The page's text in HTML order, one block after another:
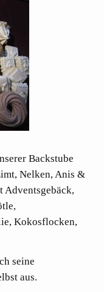
Backstube
Nelken, Anis &
Adventsgebäck,
Kokosflocken,
seine
aus.